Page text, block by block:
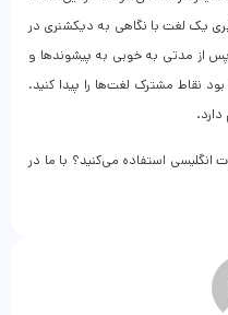
یک لغت با نگاهی به دیکشنری در
از مدتی به خوبی به پیشوندها و
نقاط مشترک لغت‌ها را پیدا کنید.
دارد.
انگلیسی استفاده می‌کنید؟ با ما در